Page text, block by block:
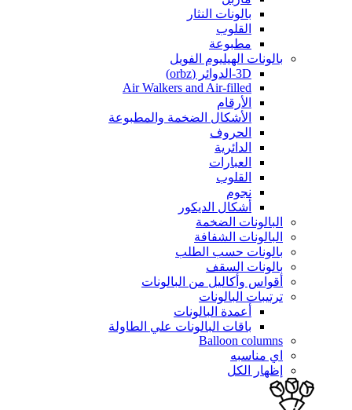
بالونات النثار
القلوب
مطبوعة
بالونات الهيليوم الفويل
3D-الدوائر (orbz)
Air Walkers and Air-filled
الأرقام
الأشكال الضخمة والمطبوعة
الحروف
الدائرية
العبارات
القلوب
نجوم
أشكال الديكور
البالونات الضخمة
البالونات الشفافة
بالونات حسب الطلب
بالونات السقف
أقواس وأكاليل من البالونات
ترتيبات البالونات
أعمدة البالونات
باقات البالونات علي الطاولة
Balloon columns
اي مناسبه
إظهار الكل